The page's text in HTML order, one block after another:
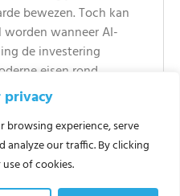
privacy
browsing experience, serve
analyze our traffic. By clicking
of cookies.
bewezen. Toch kan
wanneer AI-
de investering
eisen rond
webtoegang en
belangrijker worden.